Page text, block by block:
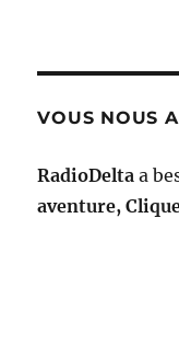
VOUS NOUS
RadioDelta a
aventure,